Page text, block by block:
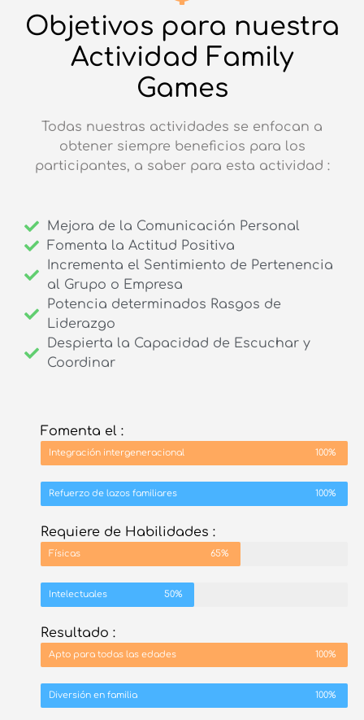
Objetivos para nuestra
Actividad Family
Games
Todas nuestras actividades se enfocan a
obtener siempre beneficios para los
participantes, a saber para esta actividad :
Mejora de la Comunicación Personal
Fomenta la Actitud Positiva
Incrementa el Sentimiento de Pertenencia
al Grupo o Empresa
Potencia determinados Rasgos de
Liderazgo
Despierta la Capacidad de Escuchar y
Coordinar
Fomenta el :
Integración intergeneracional 100%
Refuerzo de lazos familiares 100%
Requiere de Habilidades :
Físicas 65%
Intelectuales 50%
Resultado :
Apto para todas las edades 100%
Diversión en familia 100%